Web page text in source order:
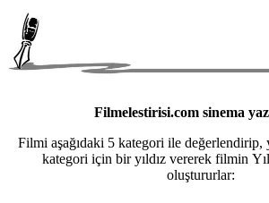
Filmelestirisi.com sinema
Filmi aşağıdaki 5 kategori ile değerlendirip,
kategori için bir yıldız vererek filmin
oluştururlar: